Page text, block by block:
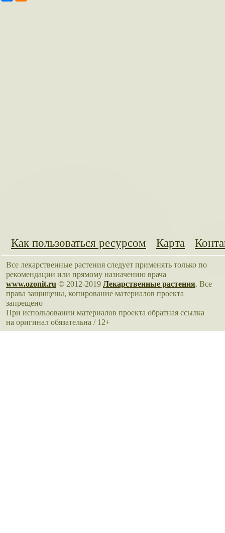
Как пользоваться ресурсом Карта
Все лекарственные растения следует применять только по
рекомендации или прямому назначению врача
www.ozonit.ru © 2012-2019 Лекарственные растения. Все
права защищены, копирование материалов проекта
запрещено
При использовании материалов проекта обратная ссылка
на оригинал обязательна / 12+